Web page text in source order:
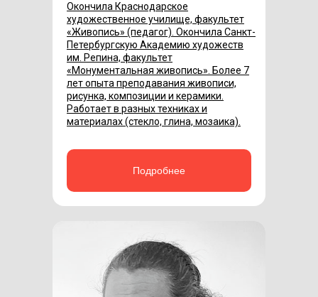
Окончила Краснодарское
художественное училище, факультет
«Живопись» (педагог). Окончила Санкт-
Петербургскую Академию художеств
им. Репина, факультет
«Монументальная живопись». Более 7
лет опыта преподавания живописи,
рисунка, композиции и керамики.
Работает в разных техниках и
материалах (стекло, глина, мозаика).
Подробнее